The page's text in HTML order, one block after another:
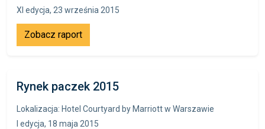
XI edycja, 23 września 2015
Zobacz raport
Rynek paczek 2015
Lokalizacja: Hotel Courtyard by Marriott w Warszawie
I edycja, 18 maja 2015